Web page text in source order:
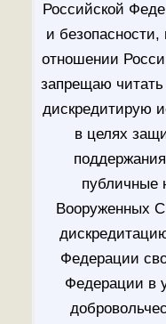
Российской
и безопасности,
отношении
запрещаю читать
дискредитирую
в целях
публичные
Вооруженных
Федерации
Федерации в